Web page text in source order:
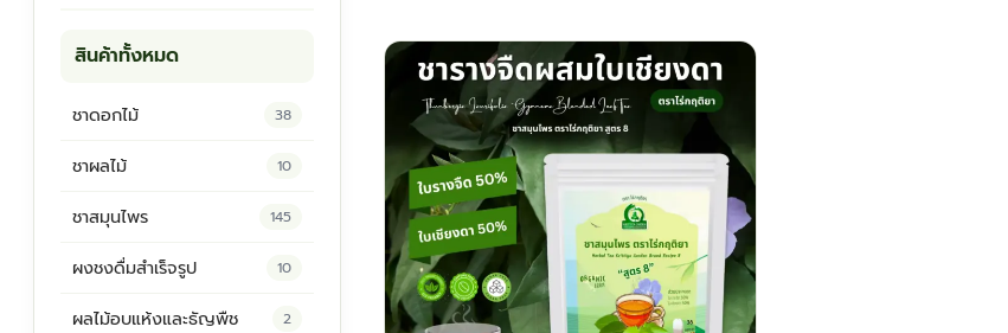
สินค้าทั้งหมด
ชาดอกไม้ 38
ชาผลไม้ 10
ชาสมุนไพร 145
ผงชงดื่มสำเร็จรูป 10
ผลไม้อบแห้งและธัญพืช 2